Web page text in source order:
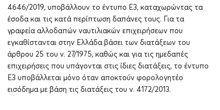
4646/2019, υποβάλλουν το έντυπο Ε3, καταχωρώντας τα
έσοδα και τις κατά περίπτωση δαπάνες τους. Για τα
γραφεία αλλοδαπών ναυτιλιακών επιχειρήσεων που
εγκαθίστανται στην Ελλάδα βάσει των διατάξεων του
άρθρου 25 του ν. 27/1975, καθώς και για τις ημεδαπές
επιχειρήσεις που υπάγονται στις ίδιες διατάξεις, το έντυπο
Ε3 υποβάλλεται μόνο όταν αποκτούν φορολογητέο
εισόδημα με βάση τις διατάξεις του ν. 4172/2013.